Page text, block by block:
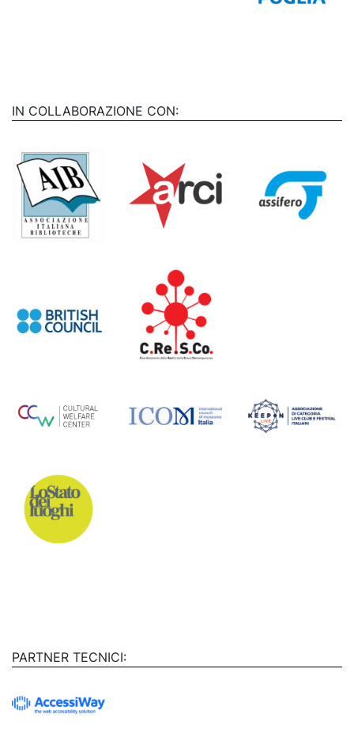
IN COLLABORAZIONE CON:
PARTNER TECNICI: